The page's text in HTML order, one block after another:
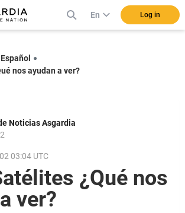
En Log in
Español
nos ayudan a ver?
Noticias Asgardia
03:04 UTC
¿Qué nos
ver?